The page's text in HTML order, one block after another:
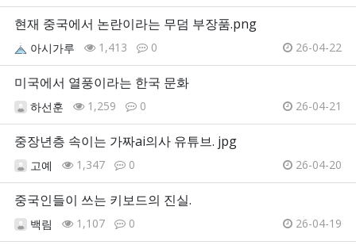
현재 중국에서 논란이라는 무덤 부장품.png
아시가루 1,413 0 26-04-22
미국에서 열풍이라는 한국 문화
하선훈 1,259 0 26-04-21
중장년층 속이는 가짜ai의사 유튜브. jpg
고예 1,347 0 26-04-20
중국인들이 쓰는 키보드의 진실.
백림 1,107 0 26-04-19